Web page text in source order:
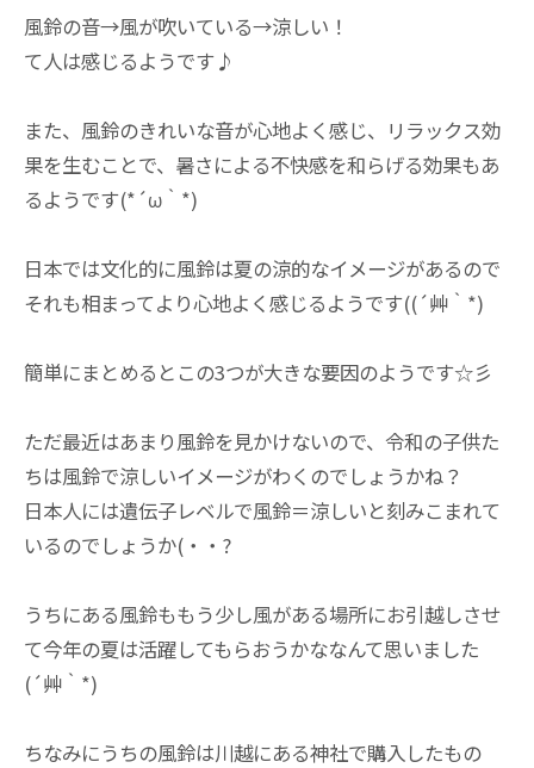
風鈴の音→風が吹いている→涼しい！
て人は感じるようです♪
また、風鈴のきれいな音が心地よく感じ、リラックス効
果を生むことで、暑さによる不快感を和らげる効果もあ
るようです(*´ω｀*)
日本では文化的に風鈴は夏の涼的なイメージがあるので
それも相まってより心地よく感じるようです((´艸｀*)
簡単にまとめるとこの3つが大きな要因のようです☆彡
ただ最近はあまり風鈴を見かけないので、令和の子供た
ちは風鈴で涼しいイメージがわくのでしょうかね？
日本人には遺伝子レベルで風鈴＝涼しいと刻みこまれて
いるのでしょうか(・・?
うちにある風鈴ももう少し風がある場所にお引越しさせ
て今年の夏は活躍してもらおうかななんて思いました
(´艸｀*)
ちなみにうちの風鈴は川越にある神社で購入したもの